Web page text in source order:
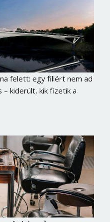
felett: egy fillért nem ad
– kiderült, kik fizetik a